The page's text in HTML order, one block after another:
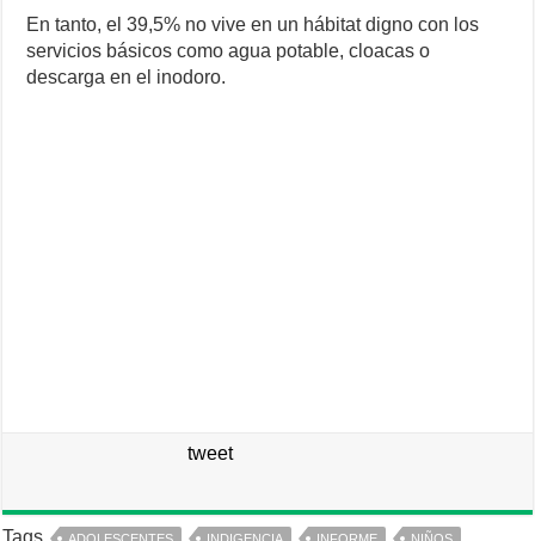
En tanto, el 39,5% no vive en un hábitat digno con los
servicios básicos como agua potable, cloacas o
descarga en el inodoro.
tweet
Tags